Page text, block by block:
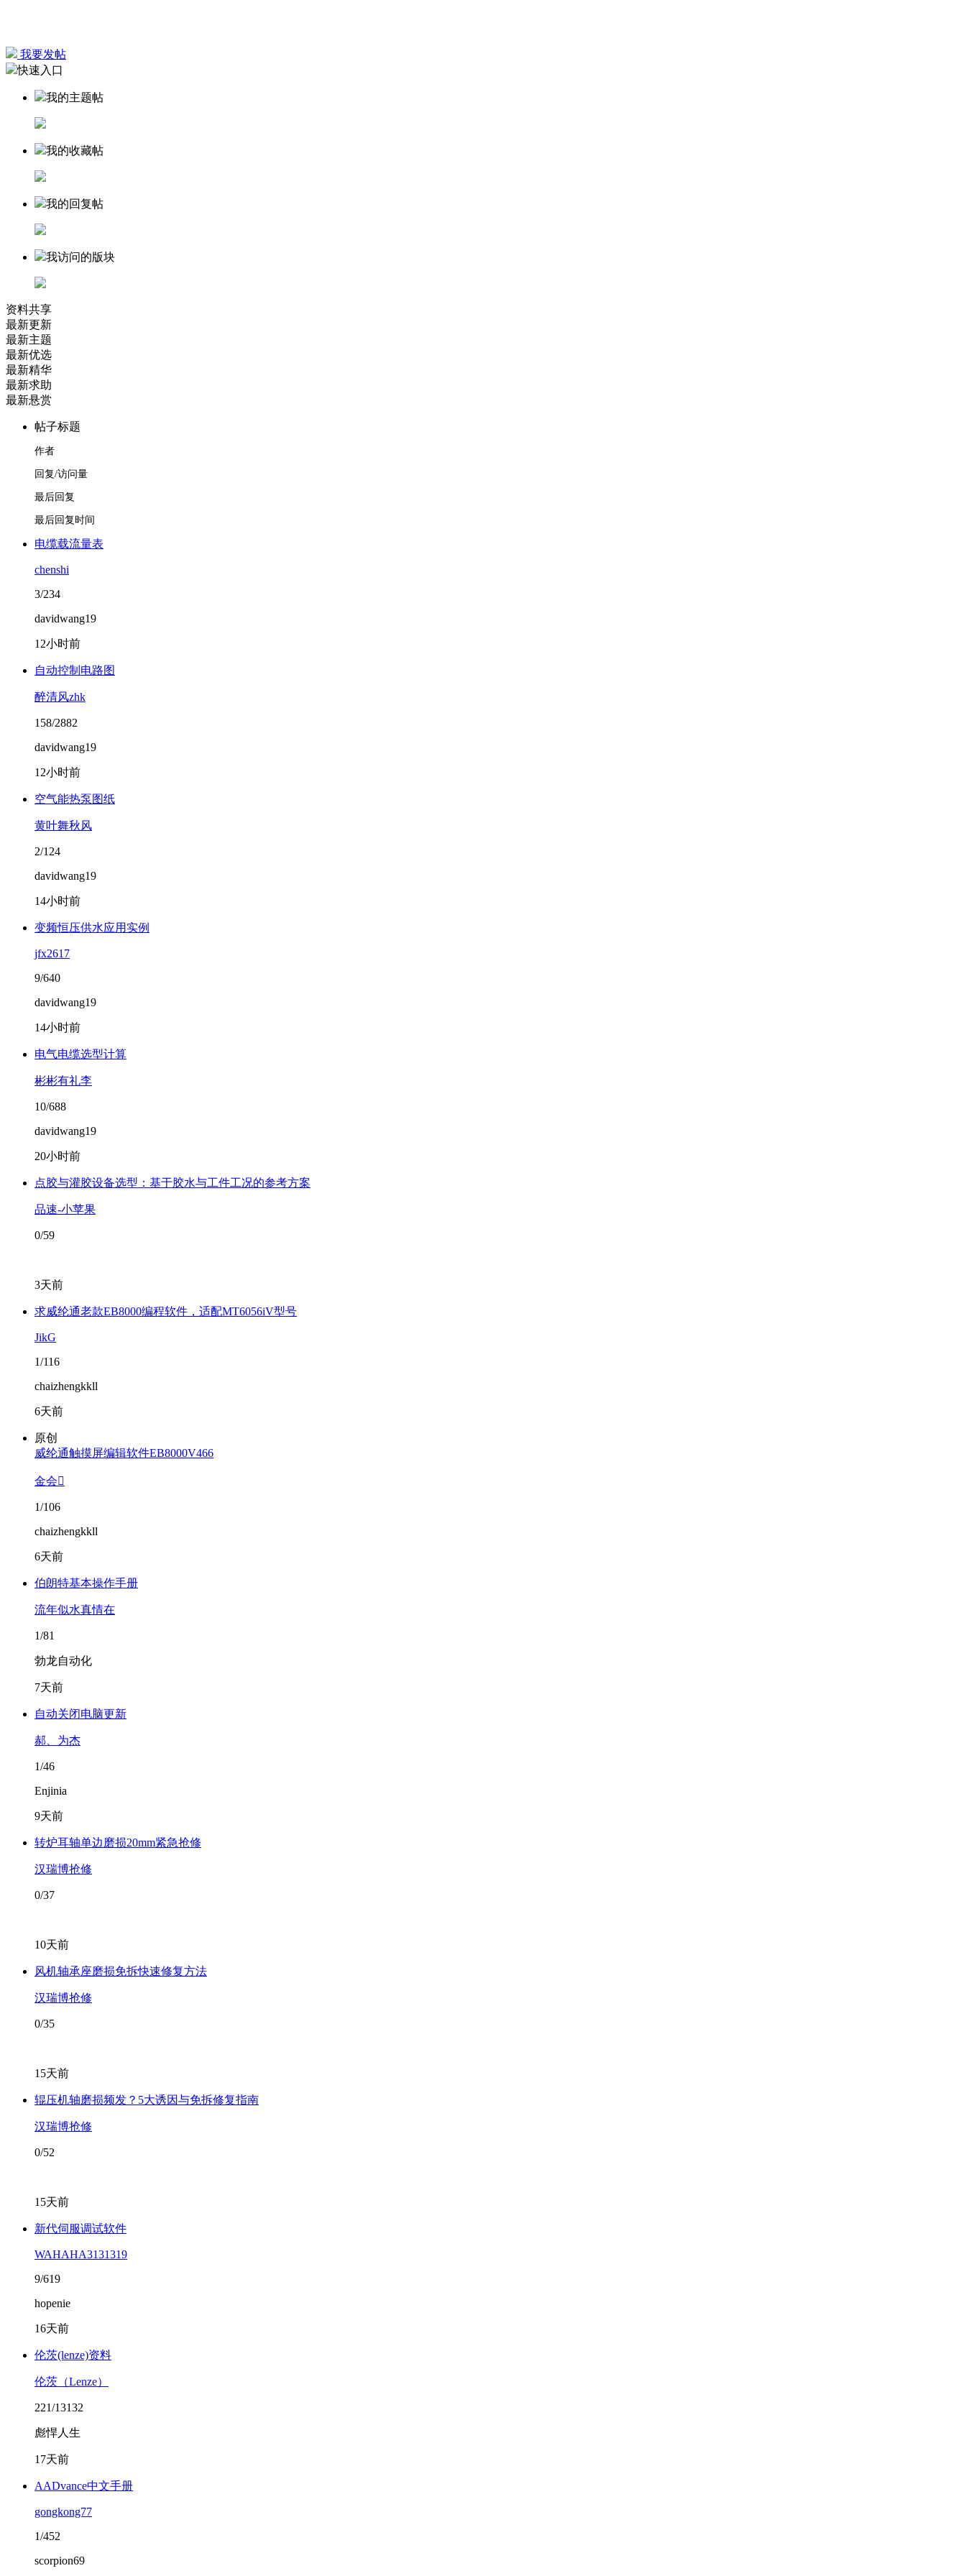
我要发帖
快速入口
我的主题帖
我的收藏帖
我的回复帖
我访问的版块
资料共享
最新更新
最新主题
最新优选
最新精华
最新求助
最新悬赏
帖子标题
作者
回复/访问量
最后回复
最后回复时间
电缆载流量表
chenshi
3/234
davidwang19
12小时前
自动控制电路图
醉清风zhk
158/2882
davidwang19
12小时前
空气能热泵图纸
黄叶舞秋风
2/124
davidwang19
14小时前
变频恒压供水应用实例
jfx2617
9/640
davidwang19
14小时前
电气电缆选型计算
彬彬有礼李
10/688
davidwang19
20小时前
点胶与灌胶设备选型：基于胶水与工件工况的参考方案
品速-小苹果
0/59
3天前
求威纶通老款EB8000编程软件，适配MT6056iV型号
JikG
1/116
chaizhengkkll
6天前
原创
威纶通触摸屏编辑软件EB8000V466
金会
1/106
chaizhengkkll
6天前
伯朗特基本操作手册
流年似水真情在
1/81
勃龙自动化
7天前
自动关闭电脑更新
郝、为杰
1/46
Enjinia
9天前
转炉耳轴单边磨损20mm紧急抢修
汉瑞博抢修
0/37
10天前
风机轴承座磨损免拆快速修复方法
汉瑞博抢修
0/35
15天前
辊压机轴磨损频发？5大诱因与免拆修复指南
汉瑞博抢修
0/52
15天前
新代伺服调试软件
WAHAHA3131319
9/619
hopenie
16天前
伦茨(lenze)资料
伦茨（Lenze）
221/13132
彪悍人生
17天前
AADvance中文手册
gongkong77
1/452
scorpion69